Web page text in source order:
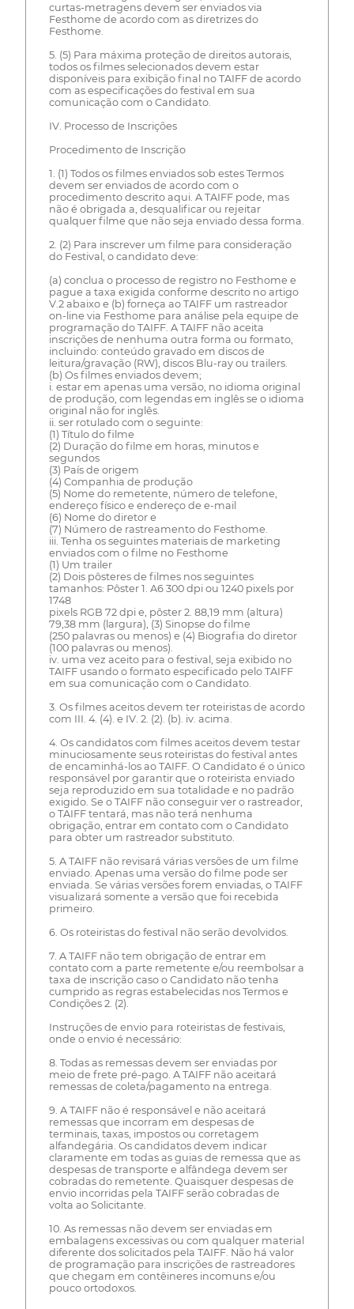
curtas-metragens devem ser enviados via
Festhome de acordo com as diretrizes do
Festhome.
5. (5) Para máxima proteção de direitos autorais,
todos os filmes selecionados devem estar
disponíveis para exibição final no TAIFF de acordo
com as especificações do festival em sua
comunicação com o Candidato.
IV. Processo de Inscrições
Procedimento de Inscrição
1. (1) Todos os filmes enviados sob estes Termos
devem ser enviados de acordo com o
procedimento descrito aqui. A TAIFF pode, mas
não é obrigada a, desqualificar ou rejeitar
qualquer filme que não seja enviado dessa forma.
2. (2) Para inscrever um filme para consideração
do Festival, o candidato deve:
(a) conclua o processo de registro no Festhome e
pague a taxa exigida conforme descrito no artigo
V.2 abaixo e (b) forneça ao TAIFF um rastreador
on-line via Festhome para análise pela equipe de
programação do TAIFF. A TAIFF não aceita
inscrições de nenhuma outra forma ou formato,
incluindo: conteúdo gravado em discos de
leitura/gravação (RW), discos Blu-ray ou trailers.
(b) Os filmes enviados devem;
i. estar em apenas uma versão, no idioma original
de produção, com legendas em inglês se o idioma
original não for inglês.
ii. ser rotulado com o seguinte:
(1) Título do filme
(2) Duração do filme em horas, minutos e
segundos
(3) País de origem
(4) Companhia de produção
(5) Nome do remetente, número de telefone,
endereço físico e endereço de e-mail
(6) Nome do diretor e
(7) Número de rastreamento do Festhome.
iii. Tenha os seguintes materiais de marketing
enviados com o filme no Festhome
(1) Um trailer
(2) Dois pôsteres de filmes nos seguintes
tamanhos: Pôster 1. A6 300 dpi ou 1240 pixels por
1748
pixels RGB 72 dpi e, pôster 2. 88,19 mm (altura)
79,38 mm (largura), (3) Sinopse do filme
(250 palavras ou menos) e (4) Biografia do diretor
(100 palavras ou menos).
iv. uma vez aceito para o festival, seja exibido no
TAIFF usando o formato especificado pelo TAIFF
em sua comunicação com o Candidato.
3. Os filmes aceitos devem ter roteiristas de acordo
com III. 4. (4). e IV. 2. (2). (b). iv. acima.
4. Os candidatos com filmes aceitos devem testar
minuciosamente seus roteiristas do festival antes
de encaminhá-los ao TAIFF. O Candidato é o único
responsável por garantir que o roteirista enviado
seja reproduzido em sua totalidade e no padrão
exigido. Se o TAIFF não conseguir ver o rastreador,
o TAIFF tentará, mas não terá nenhuma
obrigação, entrar em contato com o Candidato
para obter um rastreador substituto.
5. A TAIFF não revisará várias versões de um filme
enviado. Apenas uma versão do filme pode ser
enviada. Se várias versões forem enviadas, o TAIFF
visualizará somente a versão que foi recebida
primeiro.
6. Os roteiristas do festival não serão devolvidos.
7. A TAIFF não tem obrigação de entrar em
contato com a parte remetente e/ou reembolsar a
taxa de inscrição caso o Candidato não tenha
cumprido as regras estabelecidas nos Termos e
Condições 2. (2).
Instruções de envio para roteiristas de festivais,
onde o envio é necessário:
8. Todas as remessas devem ser enviadas por
meio de frete pré-pago. A TAIFF não aceitará
remessas de coleta/pagamento na entrega.
9. A TAIFF não é responsável e não aceitará
remessas que incorram em despesas de
terminais, taxas, impostos ou corretagem
alfandegária. Os candidatos devem indicar
claramente em todas as guias de remessa que as
despesas de transporte e alfândega devem ser
cobradas do remetente. Quaisquer despesas de
envio incorridas pela TAIFF serão cobradas de
volta ao Solicitante.
10. As remessas não devem ser enviadas em
embalagens excessivas ou com qualquer material
diferente dos solicitados pela TAIFF. Não há valor
de programação para inscrições de rastreadores
que chegam em contêineres incomuns e/ou
pouco ortodoxos.